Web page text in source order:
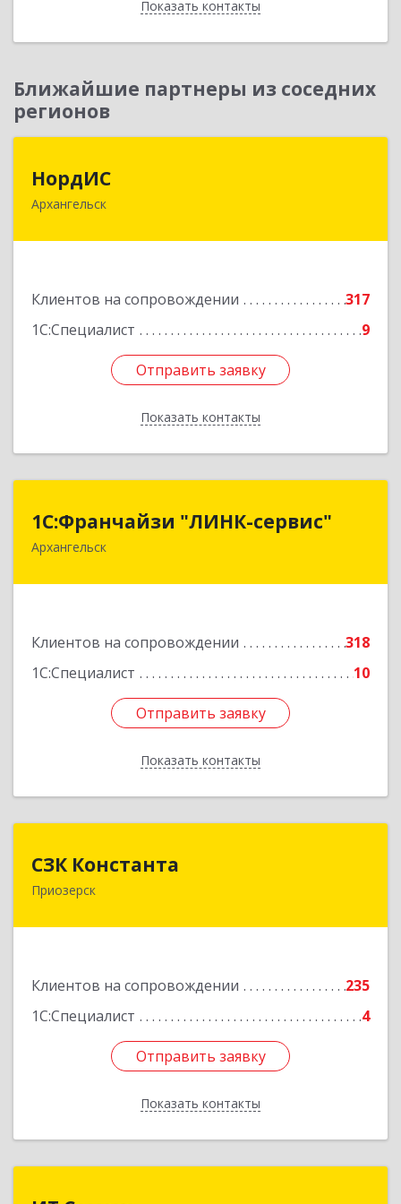
Показать контакты
Назад
Ближайшие партнеры из соседних
регионов
НордИС
Архангельск
Клиентов на сопровождении
317
1С:Специалист
9
Отправить заявку
Показать контакты
163071, Архангельская обл, Архангельск г,
Отправить заявку
Назад
1С:Франчайзи "ЛИНК-сервис"
Архангельск
Клиентов на сопровождении
318
1С:Специалист
10
Отправить заявку
Показать контакты
1С:Франчайзи "ЛИНК-сервис"
163000, Архангельская обл, Архангельск г,
Отправить заявку
Назад
СЗК Константа
Приозерск
Клиентов на сопровождении
235
1С:Специалист
4
Отправить заявку
Показать контакты
188760, Ленинградская обл, Приозерск г,
Отправить заявку
Назад